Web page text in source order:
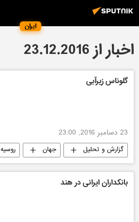
ایران
اخبار از 23.12.2016
گلوناس زیرآبی
23 دسامبر 2016, 23:00
گزارش و تحلیل جهان روسیه
بانکداران ایرانی در هند